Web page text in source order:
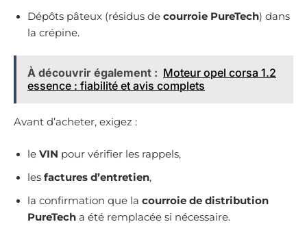
Dépôts pâteux (résidus de courroie PureTech) dans
la crépine.
À découvrir également : Moteur opel corsa 1.2
essence : fiabilité et avis complets
Avant d’acheter, exigez :
le VIN pour vérifier les rappels,
les factures d’entretien,
la confirmation que la courroie de distribution
PureTech a été remplacée si nécessaire.